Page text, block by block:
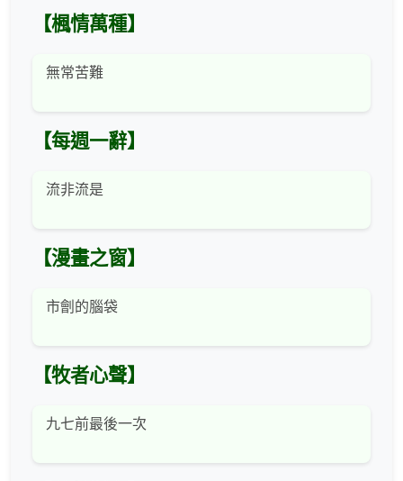
【楓情萬種】
無常苦難
【每週一辭】
流非流是
【漫畫之窗】
市劊的腦袋
【牧者心聲】
九七前最後一次